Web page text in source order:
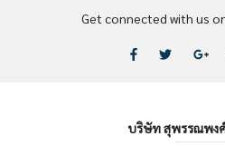
Get connected with us
บริษัท สุพรรณพง